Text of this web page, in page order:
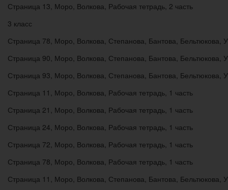
Страница 13, Моро, Волкова, Рабочая тетрадь, 2 часть
3 класс
Страница 78, Моро, Волкова, Степанова, Бантова, Бельтюкова,
Страница 90, Моро, Волкова, Степанова, Бантова, Бельтюкова,
Страница 93, Моро, Волкова, Степанова, Бантова, Бельтюкова,
Страница 11, Моро, Волкова, Рабочая тетрадь, 1 часть
Страница 21, Моро, Волкова, Рабочая тетрадь, 1 часть
Страница 24, Моро, Волкова, Рабочая тетрадь, 1 часть
Страница 72, Моро, Волкова, Рабочая тетрадь, 1 часть
Страница 78, Моро, Волкова, Рабочая тетрадь, 1 часть
Страница 11, Моро, Волкова, Степанова, Бантова, Бельтюкова,